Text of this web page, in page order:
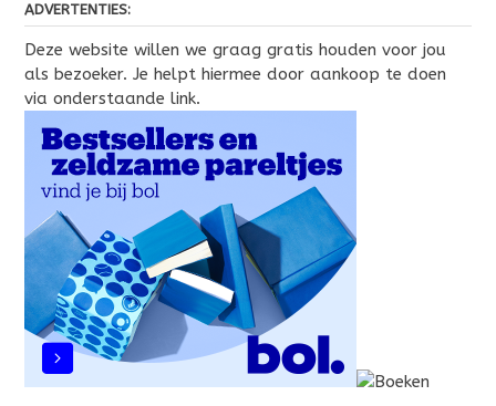
ADVERTENTIES:
Deze website willen we graag gratis houden voor jou
als bezoeker. Je helpt hiermee door aankoop te doen
via onderstaande link.